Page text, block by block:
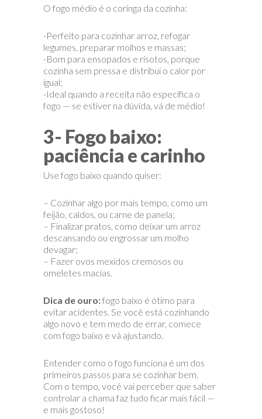
O fogo médio é o coringa da cozinha:
-Perfeito para cozinhar arroz, refogar
legumes, preparar molhos e massas;
-Bom para ensopados e risotos, porque
cozinha sem pressa e distribui o calor por
igual;
-Ideal quando a receita não especifica o
fogo — se estiver na dúvida, vá de médio!
3- Fogo baixo:
paciência e carinho
Use fogo baixo quando quiser:
– Cozinhar algo por mais tempo, como um
feijão, caldos, ou carne de panela;
– Finalizar pratos, como deixar um arroz
descansando ou engrossar um molho
devagar;
– Fazer ovos mexidos cremosos ou
omeletes macias.
Dica de ouro:fogo baixo é ótimo para
evitar acidentes. Se você está cozinhando
algo novo e tem medo de errar, comece
com fogo baixo e vá ajustando.
Entender como o fogo funciona é um dos
primeiros passos para se cozinhar bem.
Com o tempo, você vai perceber que saber
controlar a chama faz tudo ficar mais fácil —
e mais gostoso!